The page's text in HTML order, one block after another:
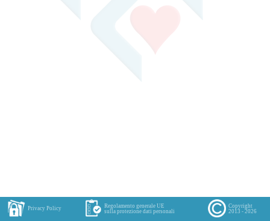
Privacy Policy
Regolamento generale UE
sulla protezione dati personali
Copyright
2013 - 2026